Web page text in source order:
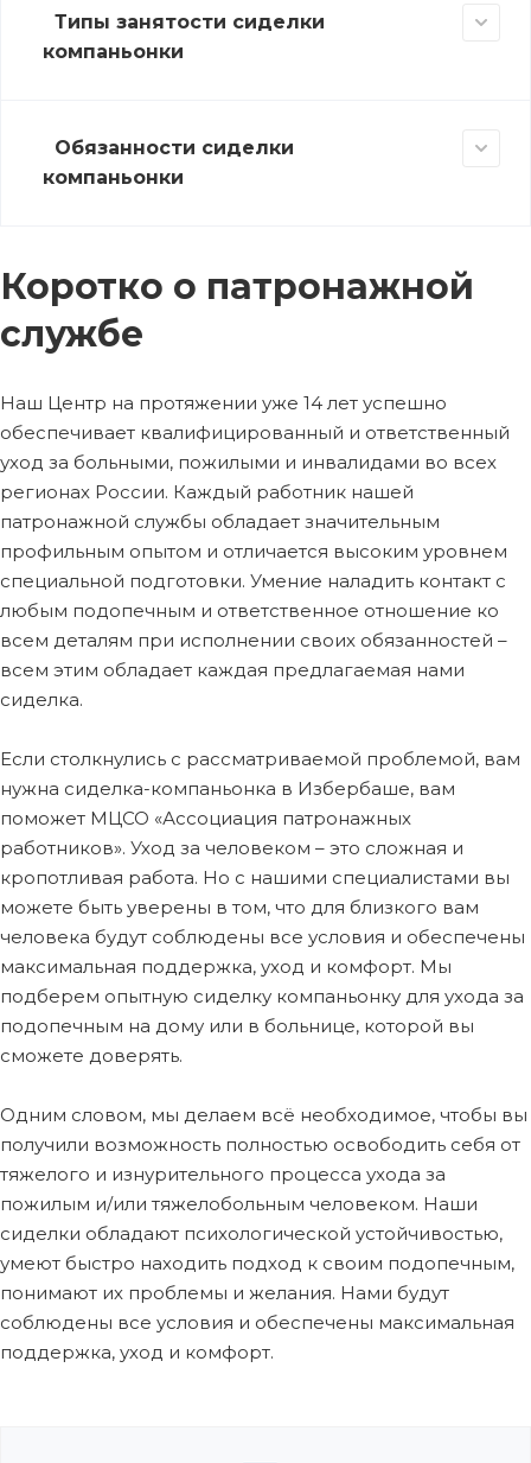
Типы занятости сиделки
компаньонки
Обязанности сиделки
компаньонки
Коротко о патронажной
службе
Наш Центр на протяжении уже 14 лет успешно
обеспечивает квалифицированный и ответственный
уход за больными, пожилыми и инвалидами во всех
регионах России. Каждый работник нашей
патронажной службы обладает значительным
профильным опытом и отличается высоким уровнем
специальной подготовки. Умение наладить контакт с
любым подопечным и ответственное отношение ко
всем деталям при исполнении своих обязанностей –
всем этим обладает каждая предлагаемая нами
сиделка.
Если столкнулись с рассматриваемой проблемой, вам
нужна сиделка-компаньонка в Избербаше, вам
поможет МЦСО «Ассоциация патронажных
работников». Уход за человеком – это сложная и
кропотливая работа. Но с нашими специалистами вы
можете быть уверены в том, что для близкого вам
человека будут соблюдены все условия и обеспечены
максимальная поддержка, уход и комфорт. Мы
подберем опытную сиделку компаньонку для ухода за
подопечным на дому или в больнице, которой вы
сможете доверять.
Одним словом, мы делаем всё необходимое, чтобы вы
получили возможность полностью освободить себя от
тяжелого и изнурительного процесса ухода за
пожилым и/или тяжелобольным человеком. Наши
сиделки обладают психологической устойчивостью,
умеют быстро находить подход к своим подопечным,
понимают их проблемы и желания. Нами будут
соблюдены все условия и обеспечены максимальная
поддержка, уход и комфорт.